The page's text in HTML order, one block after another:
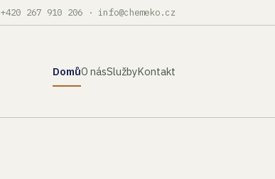
+420 267 910 206 · info@chemeko.cz
DomůO násSlužbyKontakt